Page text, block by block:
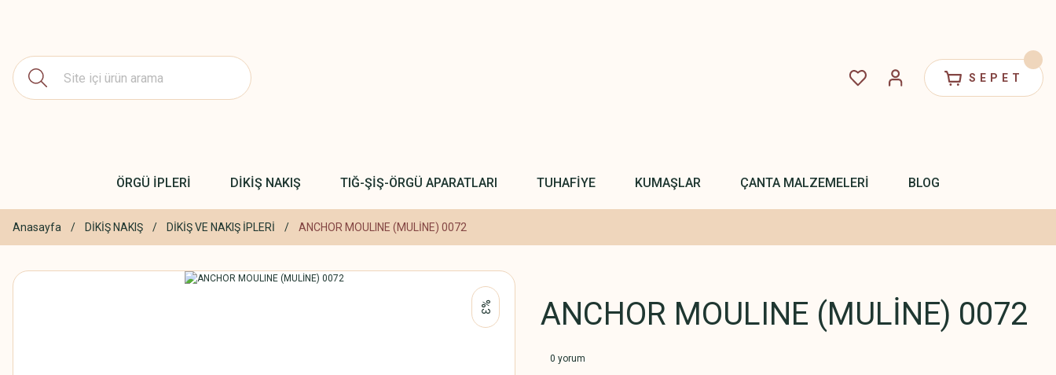
SEPET
ÖRGÜ İPLERİ DİKİŞ NAKIŞ TIĞ-ŞİŞ-ÖRGÜ APARATLARI TUHAFİYE KUMAŞLAR ÇANTA MALZEMELERİ BLOG
Anasayfa DİKİŞ NAKIŞ DİKİŞ VE NAKIŞ İPLERİ ANCHOR MOULINE (MULİNE) 0072
%3 ANCHOR MOULINE (MULİNE) 0072
0 yorum